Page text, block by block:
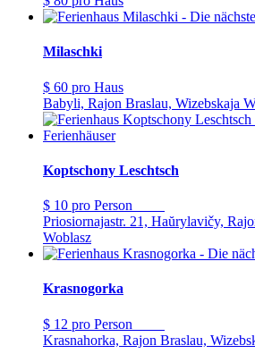
Milaschki
$ 60 pro Haus
Babyli, Rajon Braslau, Wizebskaja
Koptschony Leschtsch
$ 10 pro Person
Priosiornajastr. 21, Haŭrylavičy,
Woblasz
Krasnogorka
$ 12 pro Person
Krasnahorka, Rajon Braslau,